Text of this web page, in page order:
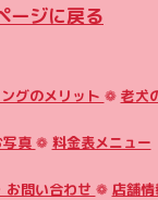
ージに戻る
グのメリット ❁ 老犬
写真 ❁ 料金表メニュー
お問い合わせ ❁ 店舗